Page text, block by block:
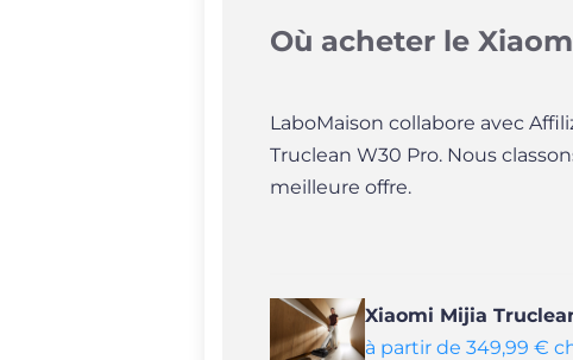
Où acheter le
LaboMaison collabore avec
Truclean W30 Pro. Nous
meilleure offre.
Xiaomi Mijia
à partir de 349,99 €